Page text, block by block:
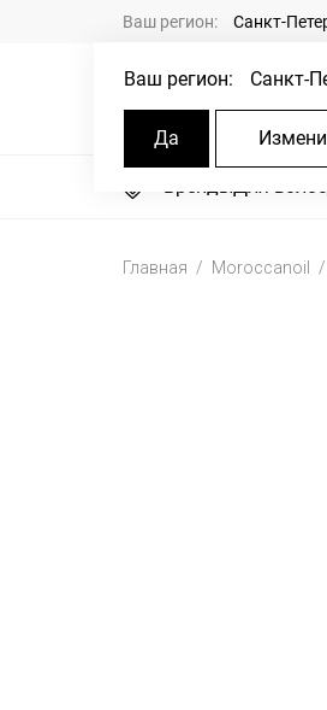
Ваш регион: Санкт-
Ваш регион: Санкт-
Да
БрендыДля волос
Главная Moroccanoil